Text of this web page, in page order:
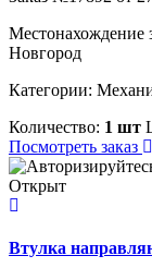
Местонахождение
Новгород
Категории:
Количество: 1 шт
Посмотреть заказ
Открыт
Втулка